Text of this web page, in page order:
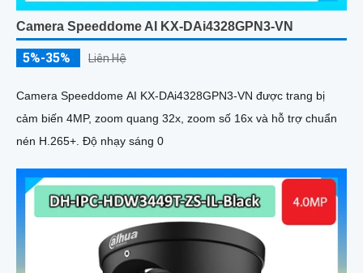
Camera Speeddome AI KX-DAi4328GPN3-VN
5%-35% Liên Hệ
Camera Speeddome AI KX-DAi4328GPN3-VN được trang bị
cảm biến 4MP, zoom quang 32x, zoom số 16x và hỗ trợ chuẩn
nén H.265+. Độ nhạy sáng 0